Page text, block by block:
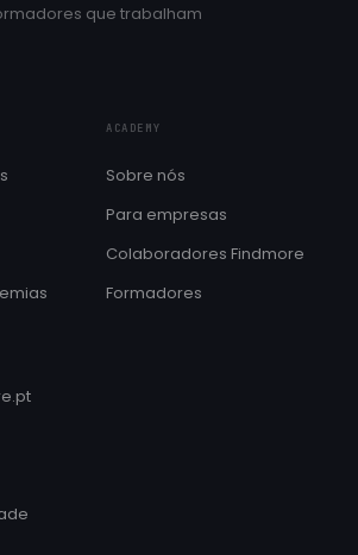
e datas de início
reservados ao ecossistema Findmore
que trabalham
ACADEMY
Sobre nós
Para empresas
Colaboradores Findmore
Formadores